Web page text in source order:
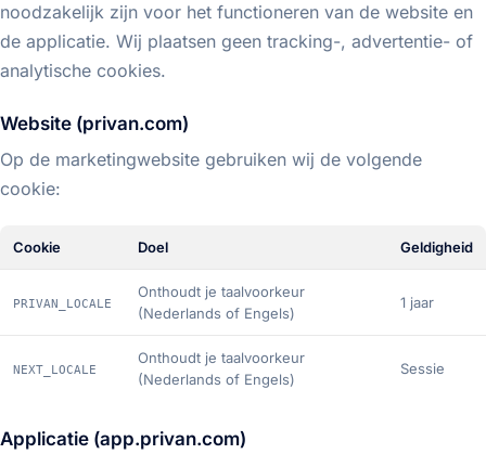
noodzakelijk zijn voor het functioneren van de website en
de applicatie. Wij plaatsen geen tracking-, advertentie- of
analytische cookies.
Website (privan.com)
Op de marketingwebsite gebruiken wij de volgende
cookie:
Cookie Doel Geldigheid
PRIVAN_LOCALE
Onthoudt je taalvoorkeur
(Nederlands of Engels)
1 jaar
NEXT_LOCALE
Onthoudt je taalvoorkeur
(Nederlands of Engels)
Sessie
Applicatie (app.privan.com)